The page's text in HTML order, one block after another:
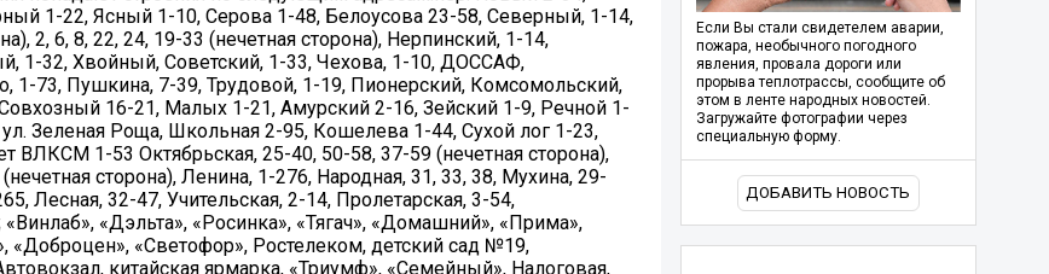
1-22, Ясный 1-10, Серова 1-48, Белоусова 23-58, Северный, 1-14,
2, 6, 8, 22, 24, 19-33 (нечетная сторона), Нерпинский, 1-14,
1-32, Хвойный, Советский, 1-33, Чехова, 1-10, ДОССАФ,
1-73, Пушкина, 7-39, Трудовой, 1-19, Пионерский, Комсомольский,
16-21, Малых 1-21, Амурский 2-16, Зейский 1-9, Речной 1-
Зеленая Роща, Школьная 2-95, Кошелева 1-44, Сухой лог 1-23,
1-53 Октябрьская, 25-40, 50-58, 37-59 (нечетная сторона),
сторона), Ленина, 1-276, Народная, 31, 33, 38, Мухина, 29-
Лесная, 32-47, Учительская, 2-14, Пролетарская, 3-54,
«Дэльта», «Росинка», «Тягач», «Домашний», «Прима»,
«Доброцен», «Светофор», Ростелеком, детский сад №19,
китайская ярмарка, «Триумф», «Семейный», Налоговая,
Если Вы стали свидетелем аварии,
пожара, необычного погодного
явления, провала дороги или
прорыва теплотрассы, сообщите об
этом в ленте народных новостей.
Загружайте фотографии через
специальную форму.
ДОБАВИТЬ НОВОСТЬ